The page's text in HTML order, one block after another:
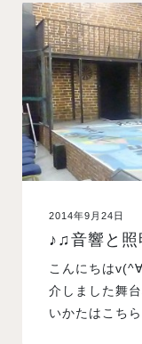
就職・デビュー
入試案内
学校情報
オープンキャン
訪問者別メニュー
2014年9月24日
♪♫音響と
こんにちは
介しました舞
いかたはこち